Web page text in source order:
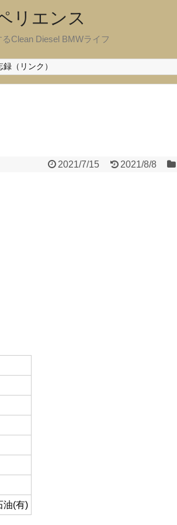
リエンス
Clean Diesel BMWライフ
（リンク）
2021/7/15 2021/8/8
油(有)